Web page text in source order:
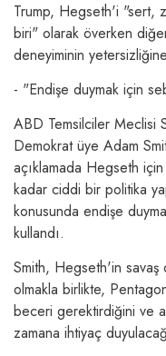
Trump, Hegseth'i "sert,
biri" olarak överken
deneyiminin
- "Endişe duymak için
ABD Temsilciler Meclisi
Demokrat üye Adam
açıklamada Hegseth
kadar ciddi bir politika
konusunda endişe
kullandı.
Smith, Hegseth'in savaş
olmakla birlikte,
beceri gerektirdiğini ve
zamana ihtiyaç